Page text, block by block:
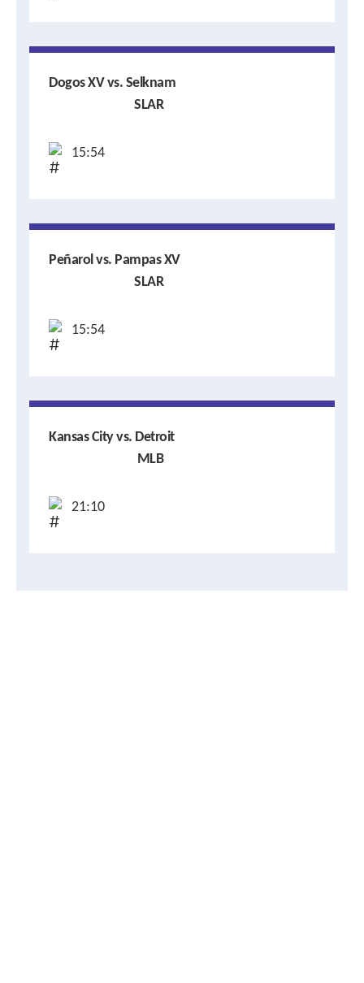
Dogos XV vs. Selknam
SLAR
15:54
Peñarol vs. Pampas XV
SLAR
15:54
Kansas City vs. Detroit
MLB
21:10